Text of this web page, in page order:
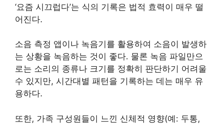
‘요즘 시끄럽다’는 식의 기록은 법적 효력이 매우 떨
어진다.
소음 측정 앱이나 녹음기를 활용하여 소음이 발생하
는 상황을 녹음하는 것이 좋다. 물론 녹음 파일만으
로는 소리의 종류나 크기를 정확히 판단하기 어려울
수 있지만, 시간대별 패턴을 기록하는 데는 매우 유
용하다.
또한, 가족 구성원들이 느낀 신체적 영향(예: 두통,